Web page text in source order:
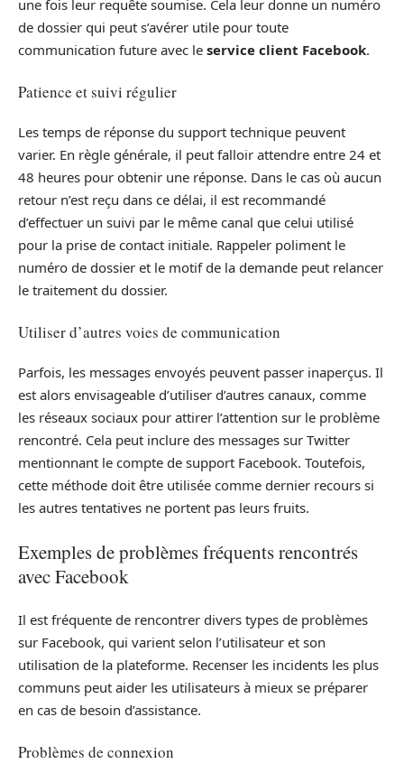
une fois leur requête soumise. Cela leur donne un numéro
de dossier qui peut s’avérer utile pour toute
communication future avec le service client Facebook.
Patience et suivi régulier
Les temps de réponse du support technique peuvent
varier. En règle générale, il peut falloir attendre entre 24 et
48 heures pour obtenir une réponse. Dans le cas où aucun
retour n’est reçu dans ce délai, il est recommandé
d’effectuer un suivi par le même canal que celui utilisé
pour la prise de contact initiale. Rappeler poliment le
numéro de dossier et le motif de la demande peut relancer
le traitement du dossier.
Utiliser d’autres voies de communication
Parfois, les messages envoyés peuvent passer inaperçus. Il
est alors envisageable d’utiliser d’autres canaux, comme
les réseaux sociaux pour attirer l’attention sur le problème
rencontré. Cela peut inclure des messages sur Twitter
mentionnant le compte de support Facebook. Toutefois,
cette méthode doit être utilisée comme dernier recours si
les autres tentatives ne portent pas leurs fruits.
Exemples de problèmes fréquents rencontrés
avec Facebook
Il est fréquente de rencontrer divers types de problèmes
sur Facebook, qui varient selon l’utilisateur et son
utilisation de la plateforme. Recenser les incidents les plus
communs peut aider les utilisateurs à mieux se préparer
en cas de besoin d’assistance.
Problèmes de connexion